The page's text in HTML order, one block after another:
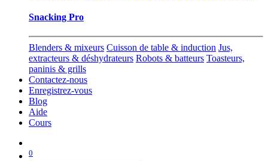
Snacking Pro
Blenders & mixeurs Cuisson de table & induction Jus,
extracteurs & déshydrateurs Robots & batteurs Toasteurs,
paninis & grills
Contactez-nous
Enregistrez-vous
Blog
Aide
Cours
0